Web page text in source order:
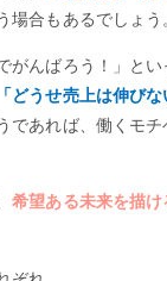
場合もあるでしょう
がんばろう！」と
「どうせ売上は伸びな
であれば、働くモ
希望ある未来を描